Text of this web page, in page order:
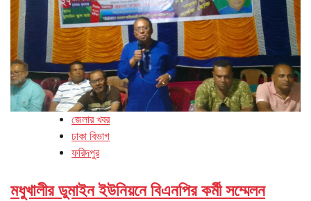
জেলার খবর
ঢাকা বিভাগ
ফরিদপুর
মধুখালীর ডুমাইন ইউনিয়নে বিএনপির কর্মী সম্মেলন